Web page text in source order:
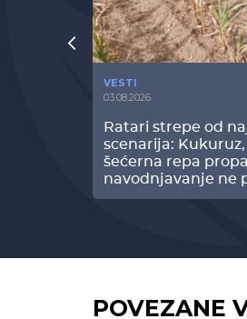
VESTI
03.08.2026
Ratari strepe od
scenarija: Kukuruz,
šećerna repa
navodnjavanje ne
POVEZANE